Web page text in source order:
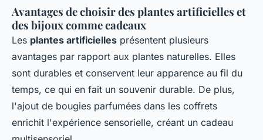
Avantages de choisir des plantes artificielles et
des bijoux comme cadeaux
Les plantes artificielles présentent plusieurs
avantages par rapport aux plantes naturelles. Elles
sont durables et conservent leur apparence au fil du
temps, ce qui en fait un souvenir durable. De plus,
l'ajout de bougies parfumées dans les coffrets
enrichit l'expérience sensorielle, créant un cadeau